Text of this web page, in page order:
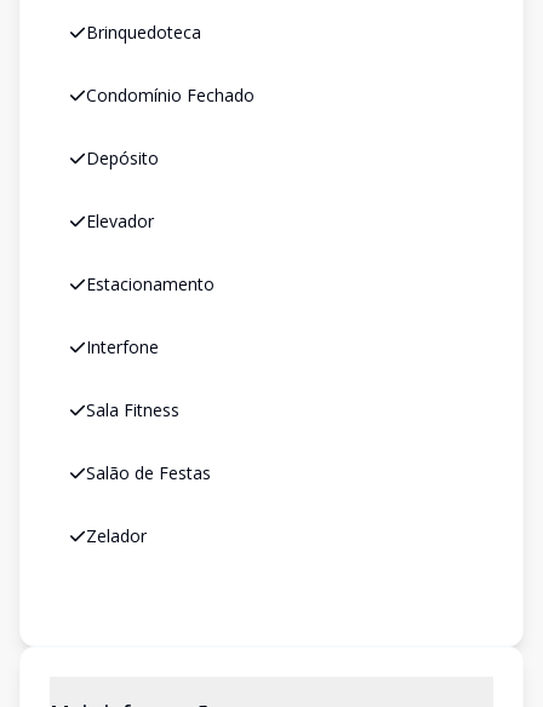
Brinquedoteca
Condomínio Fechado
Depósito
Elevador
Estacionamento
Interfone
Sala Fitness
Salão de Festas
Zelador